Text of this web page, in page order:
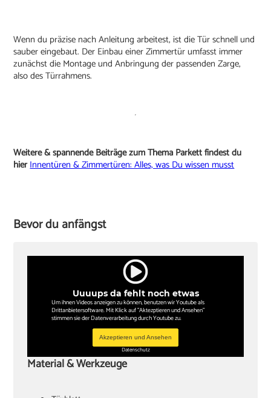
Wenn du präzise nach Anleitung arbeitest, ist die Tür schnell und
sauber eingebaut. Der Einbau einer Zimmertür umfasst immer
zunächst die Montage und Anbringung der passenden Zarge,
also des Türrahmens.
Weitere & spannende Beiträge zum Thema Parkett findest du
hierInnentüren & Zimmertüren: Alles, was Du wissen musst
Bevor du anfängst
Uuuups da fehlt noch etwas
Um ihnen Videos anzeigen zu können, benutzen wir Youtube als
Drittanbietersoftware. Mit Klick auf "Aktezptieren und Ansehen"
stimmen sie der Datenverarbeitung durch Youtube zu.
Akzeptieren und Ansehen
Datenschutz
Material & Werkzeuge